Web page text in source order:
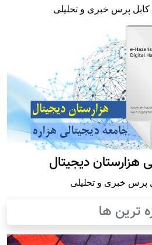
کابل پرس خبری و تحلیلی
هزارستان دیجیتال
پرس خبری و تحلیلی
ترین ها